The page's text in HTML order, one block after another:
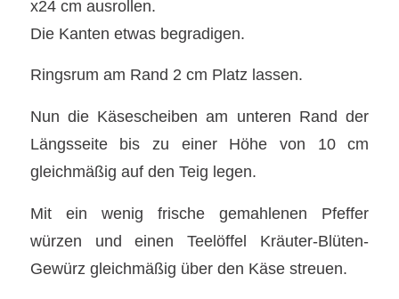
x24 cm ausrollen.
Die Kanten etwas begradigen.
Ringsrum am Rand 2 cm Platz lassen.
Nun die Käsescheiben am unteren Rand der
Längsseite bis zu einer Höhe von 10 cm
gleichmäßig auf den Teig legen.
Mit ein wenig frische gemahlenen Pfeffer
würzen und einen Teelöffel Kräuter-Blüten-
Gewürz gleichmäßig über den Käse streuen.